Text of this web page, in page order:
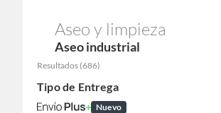
Aseo y limpieza
Aseo industrial
Resultados (686)
Tipo de Entrega
Nuevo
IMAHE